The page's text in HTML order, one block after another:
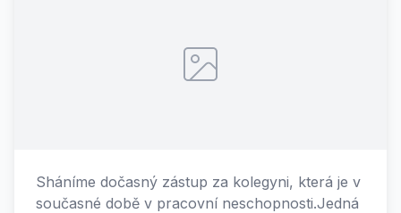
Sháníme dočasný zástup za kolegyni, která je v
současné době v pracovní neschopnosti.Jedná